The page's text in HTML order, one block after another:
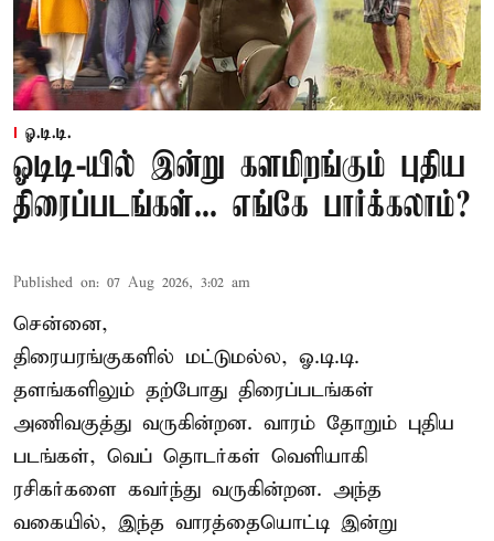
ஓ.டி.டி.
ஓடிடி-யில் இன்று களமிறங்கும் புதிய
திரைப்படங்கள்... எங்கே பார்க்கலாம்?
Published on: 07 Aug 2026, 3:02 am
சென்னை,
திரையரங்குகளில் மட்டுமல்ல, ஓ.டி.டி.
தளங்களிலும் தற்போது திரைப்படங்கள்
அணிவகுத்து வருகின்றன. வாரம் தோறும் புதிய
படங்கள், வெப் தொடர்கள் வெளியாகி
ரசிகர்களை கவர்ந்து வருகின்றன. அந்த
வகையில், இந்த வாரத்தையொட்டி இன்று